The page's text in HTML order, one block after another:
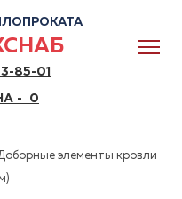
85-01
- 0
элементы кровли